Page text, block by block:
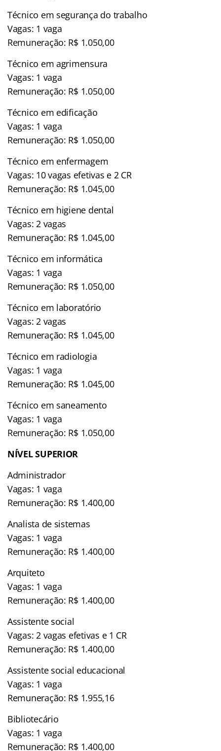
Técnico em segurança do trabalho
Vagas: 1 vaga
Remuneração: R$ 1.050,00
Técnico em agrimensura
Vagas: 1 vaga
Remuneração: R$ 1.050,00
Técnico em edificação
Vagas: 1 vaga
Remuneração: R$ 1.050,00
Técnico em enfermagem
Vagas: 10 vagas efetivas e 2 CR
Remuneração: R$ 1.045,00
Técnico em higiene dental
Vagas: 2 vagas
Remuneração: R$ 1.045,00
Técnico em informática
Vagas: 1 vaga
Remuneração: R$ 1.050,00
Técnico em laboratório
Vagas: 2 vagas
Remuneração: R$ 1.045,00
Técnico em radiologia
Vagas: 1 vaga
Remuneração: R$ 1.045,00
Técnico em saneamento
Vagas: 1 vaga
Remuneração: R$ 1.050,00
NÍVEL SUPERIOR
Administrador
Vagas: 1 vaga
Remuneração: R$ 1.400,00
Analista de sistemas
Vagas: 1 vaga
Remuneração: R$ 1.400,00
Arquiteto
Vagas: 1 vaga
Remuneração: R$ 1.400,00
Assistente social
Vagas: 2 vagas efetivas e 1 CR
Remuneração: R$ 1.400,00
Assistente social educacional
Vagas: 1 vaga
Remuneração: R$ 1.955,16
Bibliotecário
Vagas: 1 vaga
Remuneração: R$ 1.400,00